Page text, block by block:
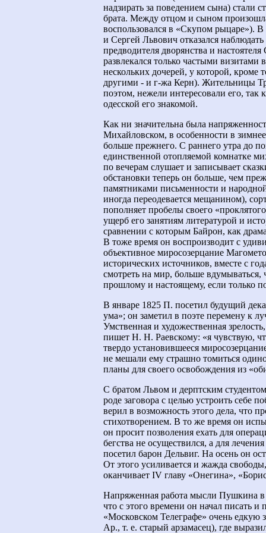
надзирать за поведением сына) стали
брата. Между отцом и сыном
воспользовался в «Скупом рыцаре»).
и Сергей Львович отказался
предводителя дворянства и
развлекался только частыми
нескольких дочерей, у которой,
другими - и г-жа Керн). Жительницы
поэтом, нежели интересовали его, так
одесской его знакомой.
Как ни значительна была
Михайловском, в особенности в
больше прежнего. С раннего утра до
единственной отопляемой комнатке
по вечерам слушает и записывает
обстановки теперь он больше, чем
памятниками письменности и
иногда переодевается мещанином),
пополняет пробелы своего
ущерб его занятиям литературой и
сравнении с которым Байрон, как
В тоже время он воспроизводит с
объективное миросозерцание
исторических источников, вместе с
смотреть на мир, больше вдумываться,
прошлому и настоящему, если только
В январе 1825 П. посетил будущий
ума»; он заметил в поэте перемену к
Умственная и художественная
пишет Н. Н. Раевскому: «я чувствую,
твердо установившееся
не мешали ему страшно томиться
планы для своего освобождения из
С братом Львом и дерптским студ
роде заговора с целью устроить себе
верил в возможность этого дела, что
стихотворением. В то же время он
он просит позволения ехать для
бегства не осуществился, а для
посетил барон Дельвиг. На осень он
От этого усиливается и жажда
оканчивает IV главу «Онегина»,
Напряженная работа мысли Пушкина в
что с этого времени он начал писать и
«Московском Телеграфе» очень
Ар., т. е. старый арзамасец), где